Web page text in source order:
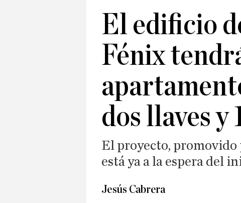
El edificio
Fénix
dos llaves y
El proyecto,
está ya a la espera del
Jesús Cabrera